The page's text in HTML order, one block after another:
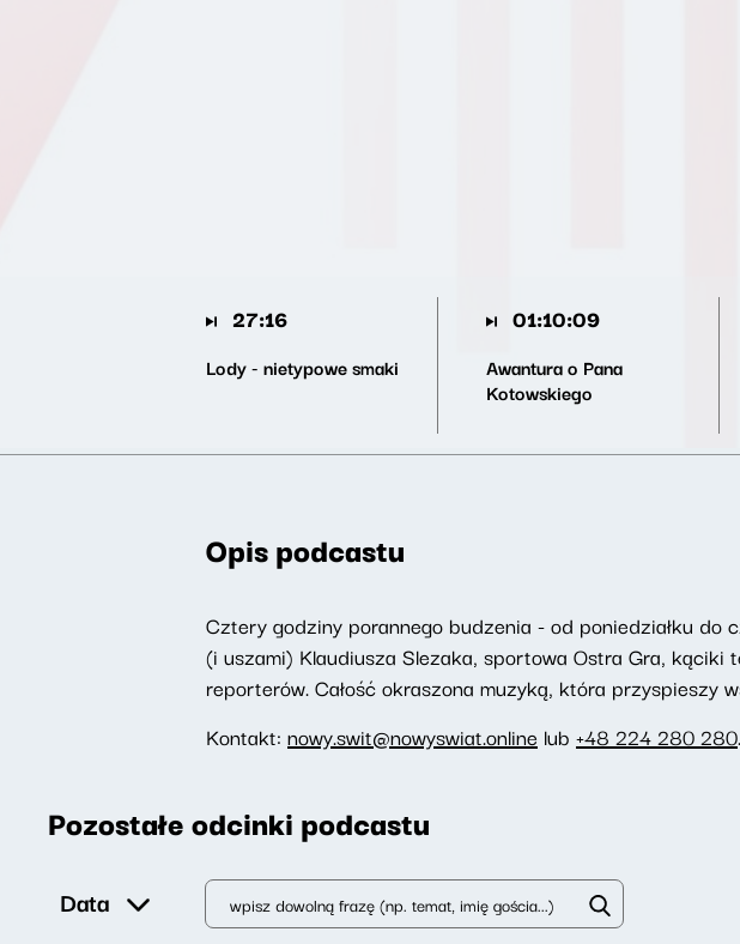
27:16
Lody - nietypowe smaki
01:10:09
Awantura o Pana
Kotowskiego
Opis podcastu
Cztery godziny porannego budzenia - od poniedziałku
(i uszami) Klaudiusza Slezaka, sportowa Ostra Gra,
reporterów. Całość okraszona muzyką, która przyspieszy
Kontakt: nowy.swit@nowyswiat.online lub +48 224 280 280.
Pozostałe odcinki podcastu
Data